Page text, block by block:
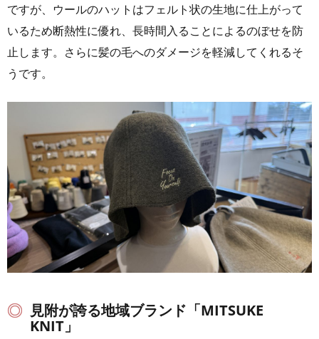
ですが、ウールのハットはフェルト状の生地に仕上がって
いるため断熱性に優れ、長時間入ることによるのぼせを防
止します。さらに髪の毛へのダメージを軽減してくれるそ
うです。
見附が誇る地域ブランド「MITSUKE
KNIT」